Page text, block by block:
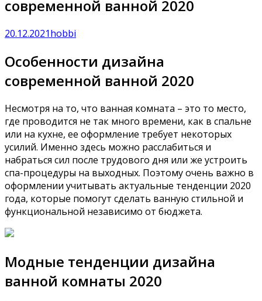
современной ванной 2020
20.12.2021hobbi
Особенности дизайна
современной ванной 2020
Несмотря на то, что ванная комната – это то место,
где проводится не так много времени, как в спальне
или на кухне, ее оформление требует некоторых
усилий. Именно здесь можно расслабиться и
набраться сил после трудового дня или же устроить
спа-процедуры на выходных. Поэтому очень важно в
оформлении учитывать актуальные тенденции 2020
года, которые помогут сделать ванную стильной и
функциональной независимо от бюджета.
Модные тенденции дизайна
ванной комнаты 2020